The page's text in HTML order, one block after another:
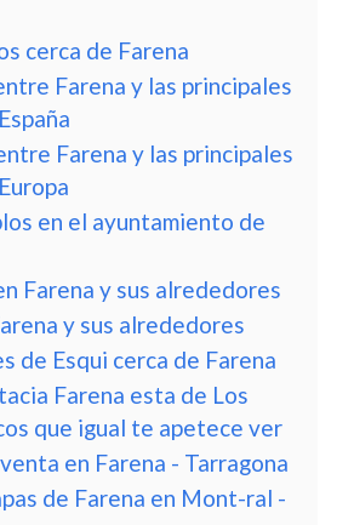
cerca de Farena
Farena y las principales
Farena y las principales
en el ayuntamiento de
Farena y sus alrededores
y sus alrededores
de Esqui cerca de Farena
Farena esta de Los
que igual te apetece ver
en Farena - Tarragona
de Farena en Mont-ral -